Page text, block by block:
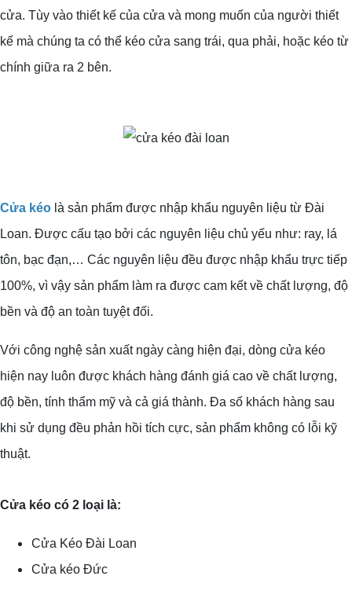
cửa. Tùy vào thiết kế của cửa và mong muốn của người thiết
kế mà chúng ta có thể kéo cửa sang trái, qua phải, hoặc kéo từ
chính giữa ra 2 bên.
Cửa kéo là sản phẩm được nhập khẩu nguyên liệu từ Đài
Loan. Được cấu tạo bởi các nguyên liệu chủ yếu như: ray, lá
tôn, bạc đạn,… Các nguyên liệu đều được nhập khẩu trực tiếp
100%, vì vậy sản phẩm làm ra được cam kết về chất lượng, độ
bền và độ an toàn tuyệt đối.
Với công nghệ sản xuất ngày càng hiện đại, dòng cửa kéo
hiện nay luôn được khách hàng đánh giá cao về chất lượng,
độ bền, tính thẩm mỹ và cả giá thành. Đa số khách hàng sau
khi sử dụng đều phản hồi tích cực, sản phẩm không có lỗi kỹ
thuật.
Cửa kéo có 2 loại là:
Cửa Kéo Đài Loan
Cửa kéo Đức